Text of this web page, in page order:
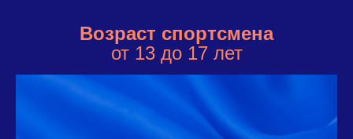
Возраст спортсмена
от 13 до 17 лет